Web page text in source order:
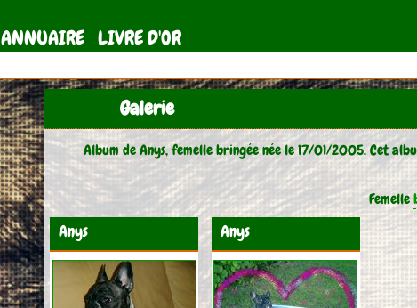
ANNUAIRE LIVRE D'OR
Galerie
Album de Anys, femelle bringée née le 17/01/2005. Cet
Femelle
Anys Anys